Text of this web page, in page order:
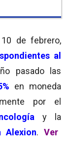
de febrero,
al
pasado las
en moneda
por el
y la
Alexion. Ver